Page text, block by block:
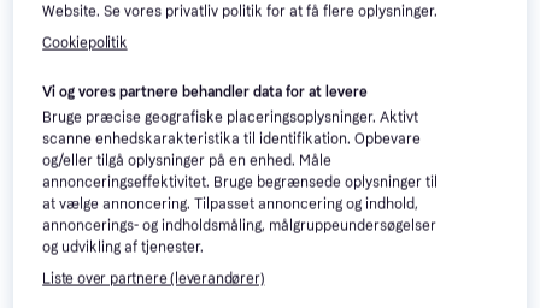
PNY Elite microSDXC Class
10 UHS-I U1 A1 100MB/s
256GB +Adapter
288 kr.
Samsung PRO Plus
Website. Se vores privatliv politik for at få flere oplysninger.
Cookiepolitik
Vi og vores partnere behandler data for at levere
Bruge præcise geografiske placeringsoplysninger. Aktivt
scanne enhedskarakteristika til identifikation. Opbevare
og/eller tilgå oplysninger på en enhed. Måle
annonceringseffektivitet. Bruge begrænsede oplysninger til
at vælge annoncering. Tilpasset annoncering og indhold,
annoncerings- og indholdsmåling, målgruppeundersøgelser
og udvikling af tjenester.
Liste over partnere (leverandører)